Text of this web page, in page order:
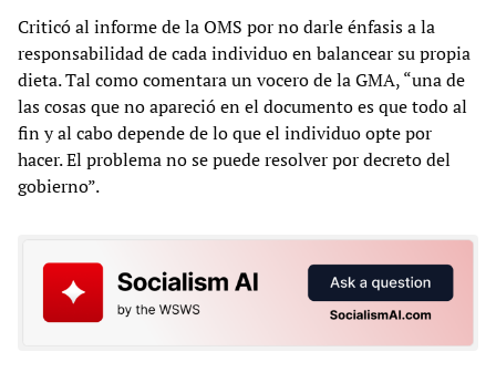
Criticó al informe de la OMS por no darle énfasis a la
responsabilidad de cada individuo en balancear su propia
dieta. Tal como comentara un vocero de la GMA, “una de
las cosas que no apareció en el documento es que todo al
fin y al cabo depende de lo que el individuo opte por
hacer. El problema no se puede resolver por decreto del
gobierno”.